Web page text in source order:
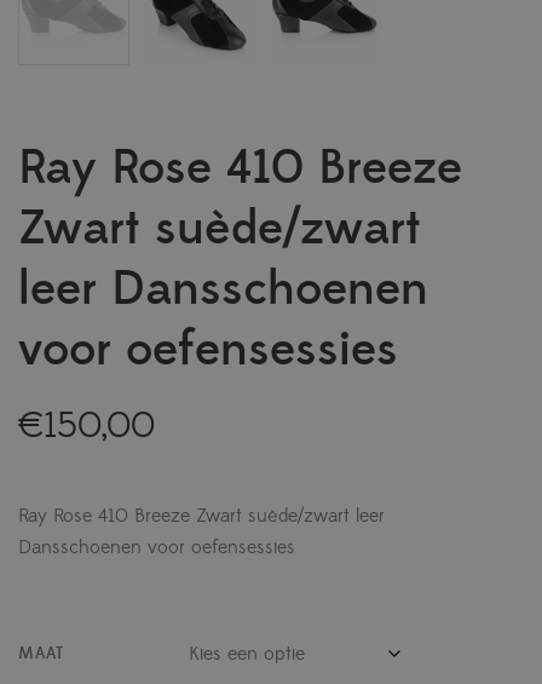
Ray Rose 410 Breeze
Zwart suède/zwart
leer Dansschoenen
voor oefensessies
€150,00
Ray Rose 410 Breeze Zwart suède/zwart leer
Dansschoenen voor oefensessies
MAAT